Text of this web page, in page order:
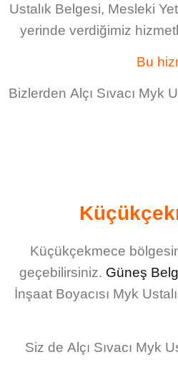
Ustalık Belgesi, Mesleki
yerinde verdiğimiz
Bu
Bizlerden Alçı Sıvacı Myk
Küçükçekmece
geçebilirsiniz. Güneş
İnşaat Boyacısı Myk
Siz de Alçı Sıvacı Myk